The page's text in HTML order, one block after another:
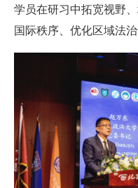
学员在研习中拓宽视野
国际秩序、优化区域法